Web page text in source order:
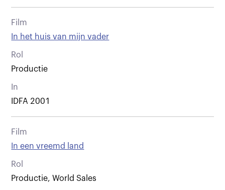
Film
In het huis van mijn vader
Rol
Productie
In
IDFA 2001
Film
In een vreemd land
Rol
Productie, World Sales